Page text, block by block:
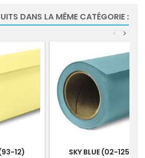
DANS LA MÊME CATÉGORIE :
>
<
12) SKY BLUE (02-1253)